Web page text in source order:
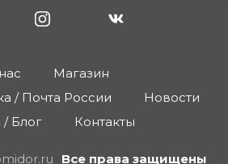
Магазин
/ Почта России
Новости
/ Блог
Контакты
Все права защищены